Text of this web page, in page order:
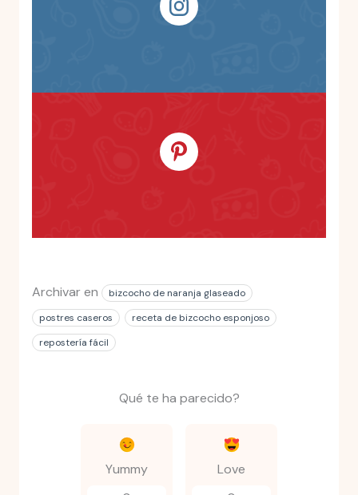
Archivar en
bizcocho de naranja glaseado
postres caseros
receta de bizcocho esponjoso
repostería fácil
Qué te ha parecido?
Yummy
Love